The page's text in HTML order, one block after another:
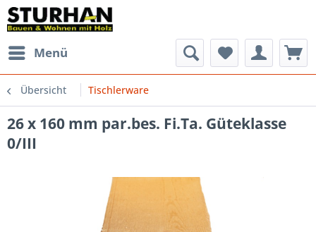
Menü
Übersicht Tischlerware
26 x 160 mm par.bes. Fi.Ta. Güteklasse
0/III